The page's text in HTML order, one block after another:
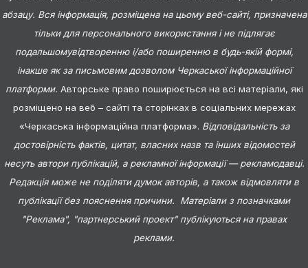
абзацу. Вся інформація, розміщена на цьому веб-сайті, призначена
тільки для персонального використання і не підлягає
подальшомувідтворенню і/або поширенню в будь-якій формі,
інакше як за письмовим дозволом Черкаської інформаційної
платформи. Авторське право поширюється на всі матеріали, які
розміщено на веб – сайті та сторінках в соціальних мережах
«Черкаська інформаційна платформа». Відповідальність за
достовірність фактів, цитат, власних назв та інших відомостей
несуть автори публікацій, а рекламної інформації — рекламодавці.
Редакція може не поділяти думок авторів, а також відмовляти в
публікації без пояснення причини. Матеріали з позначками
"Реклама", "партнерський проект" публікуються на правах
реклами.